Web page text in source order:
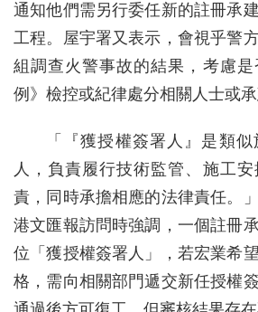
通知他們需另行委任新的註冊承
工程。屋宇署又表示，會視乎警
組調查火警事故的結果，考慮
例》檢控或紀律處分相關人士或承
「『獲授權簽署人』是類
人，負責履行技術監管、施工
責，同時承擔相應的法律責任。
港文匯報訪問時強調，一個註冊
位「獲授權簽署人」，若宏業希
格，需向相關部門遞交新任授權